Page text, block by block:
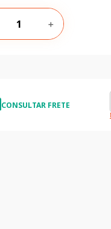
＋
CONSULTAR FRETE